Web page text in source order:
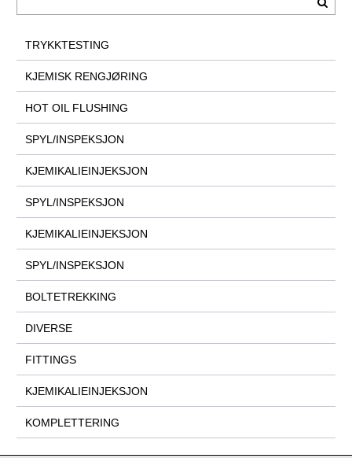
TRYKKTESTING
KJEMISK RENGJØRING
HOT OIL FLUSHING
SPYL/INSPEKSJON
KJEMIKALIEINJEKSJON
SPYL/INSPEKSJON
KJEMIKALIEINJEKSJON
SPYL/INSPEKSJON
BOLTETREKKING
DIVERSE
FITTINGS
KJEMIKALIEINJEKSJON
KOMPLETTERING